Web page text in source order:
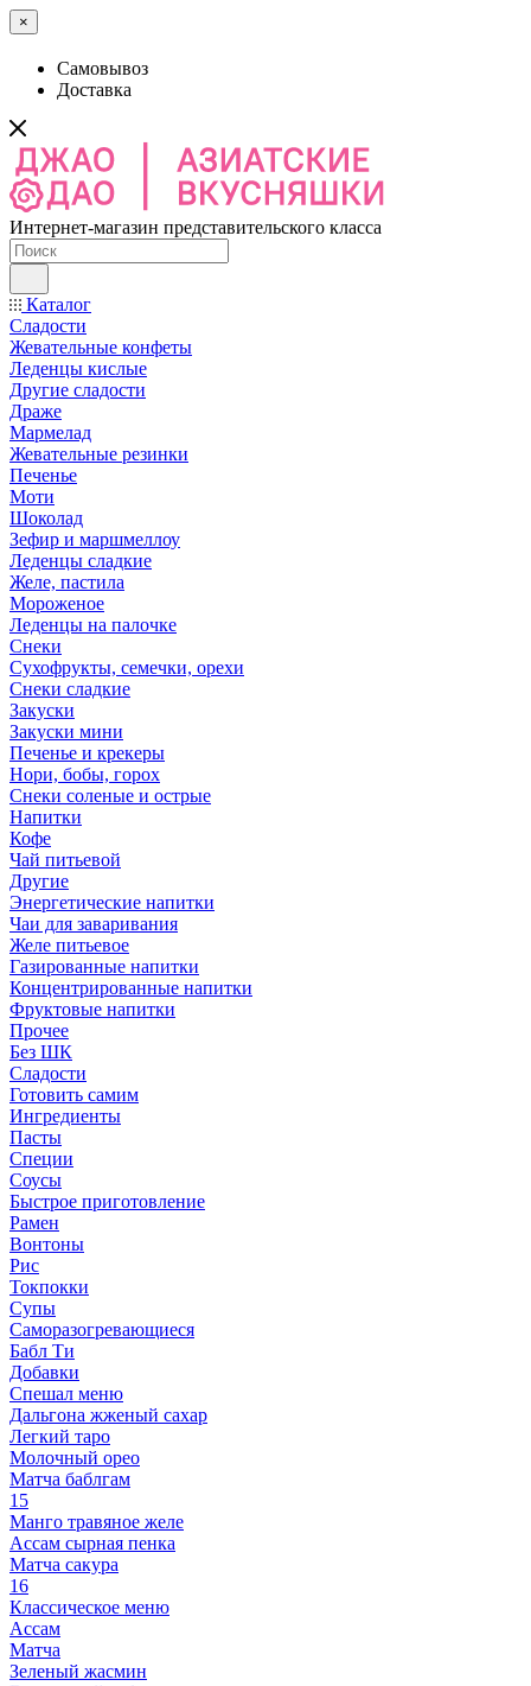
×
Самовывоз
Доставка
Интернет-магазин представительского класса
Каталог
Сладости
Жевательные конфеты
Леденцы кислые
Другие сладости
Драже
Мармелад
Жевательные резинки
Печенье
Моти
Шоколад
Зефир и маршмеллоу
Леденцы сладкие
Желе, пастила
Мороженое
Леденцы на палочке
Снеки
Сухофрукты, семечки, орехи
Снеки сладкие
Закуски
Закуски мини
Печенье и крекеры
Нори, бобы, горох
Снеки соленые и острые
Напитки
Кофе
Чай питьевой
Другие
Энергетические напитки
Чаи для заваривания
Желе питьевое
Газированные напитки
Концентрированные напитки
Фруктовые напитки
Прочее
Без ШК
Сладости
Готовить самим
Ингредиенты
Пасты
Специи
Соусы
Быстрое приготовление
Рамен
Вонтоны
Рис
Токпокки
Супы
Саморазогревающиеся
Бабл Ти
Добавки
Спешал меню
Дальгона жженый сахар
Легкий таро
Молочный орео
Матча баблгам
15
Манго травяное желе
Ассам сырная пенка
Матча сакура
16
Классическое меню
Ассам
Матча
Зеленый жасмин